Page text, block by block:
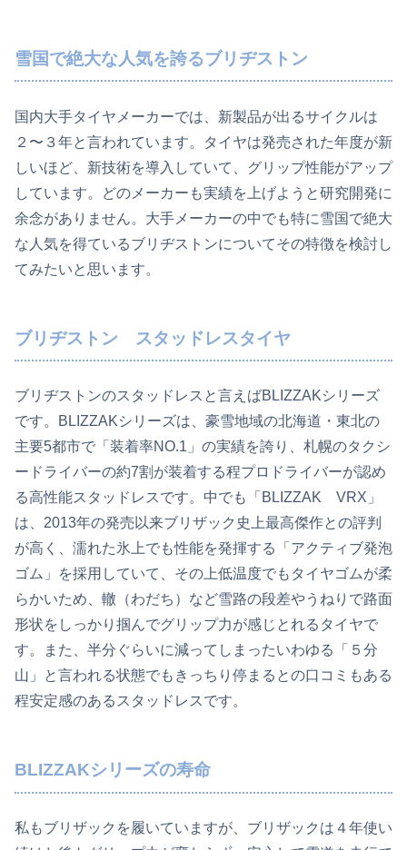
雪国で絶大な人気を誇るブリヂストン
国内大手タイヤメーカーでは、新製品が出るサイクルは
２〜３年と言われています。タイヤは発売された年度が新
しいほど、新技術を導入していて、グリップ性能がアップ
しています。どのメーカーも実績を上げようと研究開発に
余念がありません。大手メーカーの中でも特に雪国で絶大
な人気を得ているブリヂストンについてその特徴を検討し
てみたいと思います。
ブリヂストン スタッドレスタイヤ
ブリヂストンのスタッドレスと言えばBLIZZAKシリーズ
です。BLIZZAKシリーズは、豪雪地域の北海道・東北の
主要5都市で「装着率NO.1」の実績を誇り、札幌のタクシ
ードライバーの約7割が装着する程プロドライバーが認め
る高性能スタッドレスです。中でも「BLIZZAK VRX」
は、2013年の発売以来ブリザック史上最高傑作との評判
が高く、濡れた氷上でも性能を発揮する「アクティブ発泡
ゴム」を採用していて、その上低温度でもタイヤゴムが柔
らかいため、轍（わだち）など雪路の段差やうねりで路面
形状をしっかり掴んでグリップ力が感じとれるタイヤで
す。また、半分ぐらいに減ってしまったいわゆる「５分
山」と言われる状態でもきっちり停まるとの口コミもある
程安定感のあるスタッドレスです。
BLIZZAKシリーズの寿命
私もブリザックを履いていますが、ブリザックは４年使い